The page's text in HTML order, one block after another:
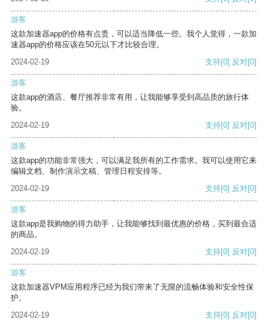
游客
这款加速器app的价格有点贵，可以适当降低一些。我个人觉得，一款加
速器app的价格应该在50元以下才比较合理。
2024-02-19
支持[0] 反对[0]
游客
这款app的酒店、餐厅推荐非常有用，让我能够享受到高品质的旅行体
验。
2024-02-19
支持[0] 反对[0]
游客
这款app的功能非常强大，可以满足我所有的工作需求。我可以使用它来
编辑文档、制作演示文稿、管理日程安排等。
2024-02-19
支持[0] 反对[0]
游客
这款app是我购物的得力助手，让我能够找到最优惠的价格，买到最合适
的商品。
2024-02-19
支持[0] 反对[0]
游客
这款加速器VPM应用程序已经为我们带来了无限的流畅体验和安全性保
护。
2024-02-19
支持[0] 反对[0]